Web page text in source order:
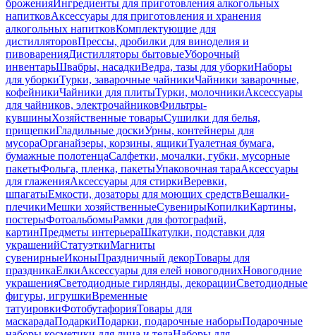
броженияИнгредиенты для приготовления алкогольных
напитковАксессуары для приготовления и хранения
алкогольных напитковКомплектующие для
дистилляторовПрессы, дробилки для виноделия и
пивоваренияДистилляторы бытовыеУборочный
инвентарьШвабры, насадкиВедра, тазы для уборкиНаборы
для уборкиТурки, заварочные чайникиЧайники заварочные,
кофейникиЧайники для плитыТурки, молочникиАксессуары
для чайников, электрочайниковФильтры-
кувшиныХозяйственные товарыСушилки для белья,
прищепкиГладильные доскиУрны, контейнеры для
мусораОрганайзеры, корзины, ящикиТуалетная бумага,
бумажные полотенцаСалфетки, мочалки, губки, мусорные
пакетыФольга, пленка, пакетыУпаковочная тараАксессуары
для глаженияАксессуары для стиркиВеревки,
шпагатыЕмкости, дозаторы для моющих средствВешалки-
плечикиМешки хозяйственныеСувенирыКопилкиКартины,
постерыФотоальбомыРамки для фотографий,
картинПредметы интерьераШкатулки, подставки для
украшенийСтатуэткиМагниты
сувенирныеИконыПраздничный декорТовары для
праздникаЕлкиАксессуары для елей новогоднихНовогодние
украшенияСветодиодные гирлянды, декорацииСветодиодные
фигуры, игрушкиВременные
татуировкиФотобутафорияТовары для
маскарадаПодаркиПодарки, подарочные наборыПодарочные